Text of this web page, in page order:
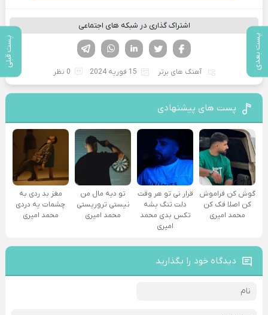
پست بعدی پست قبلی
اشتراک گذاری در شبکه های اجتماعی
لینکدین تویتر
فیسوک
آهنگ های برتر 15 فوریه 2024 0 نظر
پست های پیشنهادی
گوش کن فراموش
کن اصلا فک کن
محمد امیری
قرار نی تو هر وقت
دلت تنگ بشه
تکس بدی محمد
امیری
تو دیه مال من
نیستی تروریستی
محمد امیری
مغز بد ردی به
چشمات یه دردی
محمد امیری
دیدگاه خود را بگذارید